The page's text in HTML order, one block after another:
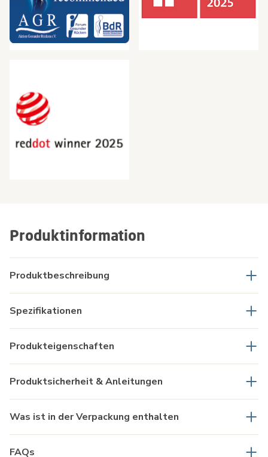
Produktinformation
Produktbeschreibung
Spezifikationen
Produkteigenschaften
Produktsicherheit & Anleitungen
Was ist in der Verpackung enthalten
FAQs